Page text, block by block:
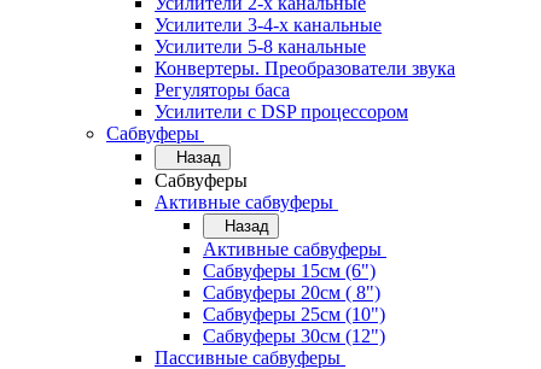
Усилители 3-4-х канальные
Усилители 5-8 канальные
Конвертеры. Преобразователи звука
Регуляторы баса
Усилители с DSP процессором
Сабвуферы
Назад
Сабвуферы
Активные сабвуферы
Назад
Активные сабвуферы
Сабвуферы 15см (6")
Сабвуферы 20см ( 8")
Сабвуферы 25см (10")
Сабвуферы 30см (12")
Пассивные сабвуферы